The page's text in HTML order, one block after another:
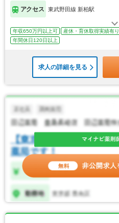
アクセス 東武野田線 新柏駅
年収650万円以上可 産休・育休取得実績有り
年間休日120日以上
求人の詳細を見る